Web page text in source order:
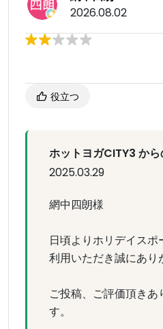
2026.08.02
役立つ
ホットヨガCITY3 か
2025.03.29
網中四朗様
日頃よりホリデイス
利用いただき誠にあり
ご投稿、ご評価頂きあ
す。